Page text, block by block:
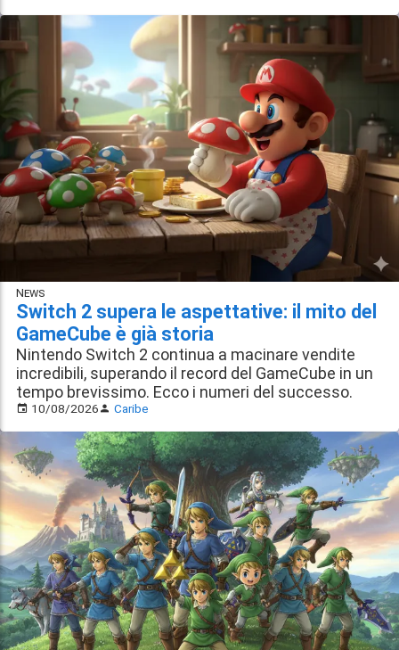
News
Switch 2 supera le aspettative: il mito del
GameCube è già storia
Nintendo Switch 2 continua a macinare vendite
incredibili, superando il record del GameCube in un
tempo brevissimo. Ecco i numeri del successo.
10/08/2026 Caribe